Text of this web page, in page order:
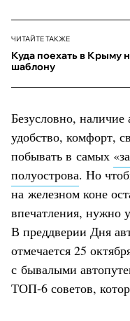
ЧИТАЙТЕ ТАКЖЕ
Куда поехать в Крыму
шаблону
Безусловно,
удобство, комфорт,
побывать в самых
полуострова. Но
на железном коне
впечатления, нужно
В преддверии Дня
отмечается 25
с бывалыми
ТОП-6 советов,